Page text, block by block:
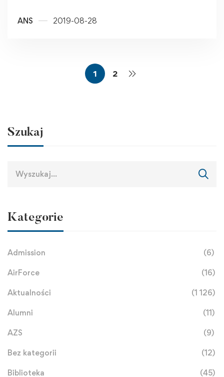
ANS 2019-08-28
1 2
Szukaj
Kategorie
Admission (6)
AirForce (16)
Aktualności (1 126)
Alumni (11)
AZS (9)
Bez kategorii (12)
Biblioteka (45)